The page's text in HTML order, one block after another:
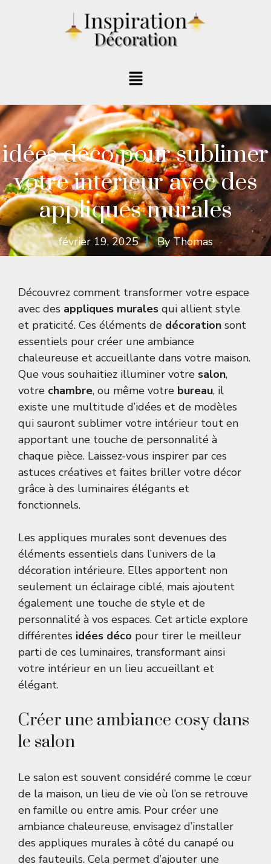
idées déco pour sublimer
votre intérieur avec des
appliques murales
février 19, 2025 ByThomas
Découvrez comment transformer votre espace
avec des appliques murales qui allient style
et praticité. Ces éléments de décoration sont
essentiels pour créer une ambiance
chaleureuse et accueillante dans votre maison.
Que vous souhaitiez illuminer votre salon,
votre chambre, ou même votre bureau, il
existe une multitude d’idées et de modèles
qui sauront sublimer votre intérieur tout en
apportant une touche de personnalité à
chaque pièce. Laissez-vous inspirer par ces
astuces créatives et faites briller votre décor
grâce à des luminaires élégants et
fonctionnels.
Les appliques murales sont devenues des
éléments essentiels dans l’univers de la
décoration intérieure. Elles apportent non
seulement un éclairage ciblé, mais ajoutent
également une touche de style et de
personnalité à vos espaces. Cet article explore
différentes idées déco pour tirer le meilleur
parti de ces luminaires, transformant ainsi
votre intérieur en un lieu accueillant et
élégant.
Créer une ambiance cosy dans
le salon
Le salon est souvent considéré comme le cœur
de la maison, un lieu de vie où l’on se retrouve
en famille ou entre amis. Pour créer une
ambiance chaleureuse, envisagez d’installer
des appliques murales à côté du canapé ou
des fauteuils. Cela permet d’ajouter une